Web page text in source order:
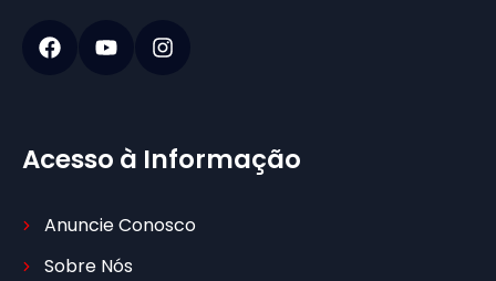
Acesso à Informação
Anuncie Conosco
Sobre Nós